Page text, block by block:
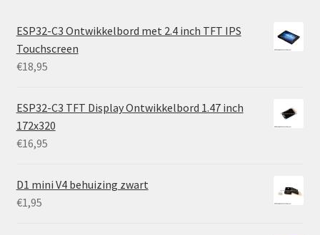
ESP32-C3 Ontwikkelbord met 2.4 inch TFT IPS
Touchscreen
€18,95
ESP32-C3 TFT Display Ontwikkelbord 1.47 inch
172x320
€16,95
D1 mini V4 behuizing zwart
€1,95